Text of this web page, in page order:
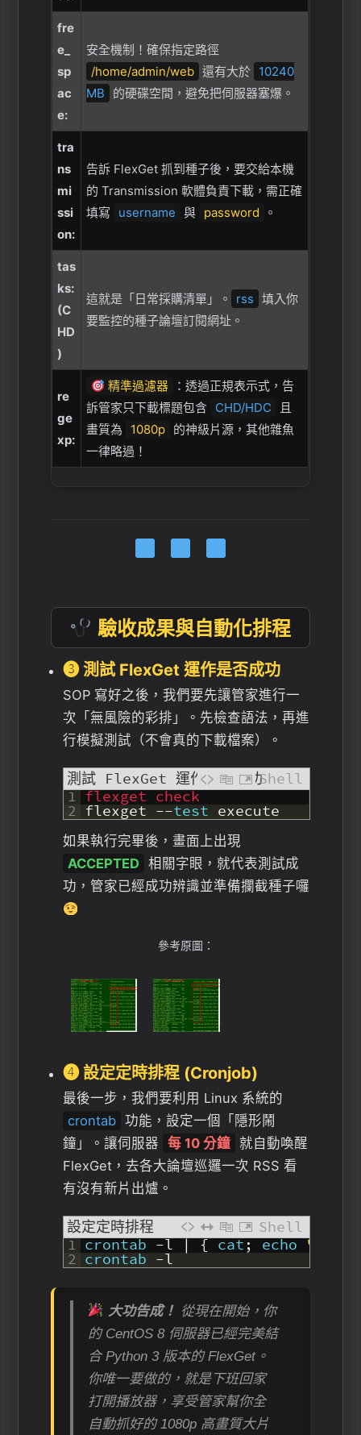
fre
e_
sp
ac
e:
安全機制！確保指定路徑
/home/admin/web 還有大於 10240
MB
的硬碟空間，避免把伺服器塞爆。
tra
ns
mi
ssi
on:
告訴 FlexGet 抓到種子後，要交給本機
的 Transmission 軟體負責下載，需正確
填寫
username 與 password 。
tas
ks:
(C
HD
)
這就是「日常採購清單」。 rss 填入你
要監控的種子論壇訂閱網址。
re
ge
xp:
精準過濾器
：透過正規表示式，告
訴管家只下載標題包含 CHD/HDC
且
畫質為
1080p 的神級片源，其他雜魚
一律略過！
驗收成果與自動化排程
❸ 測試 FlexGet 運作是否成功
SOP 寫好之後，我們要先讓管家進行一
次「無風險的彩排」。先檢查語法，再進
行模擬測試（不會真的下載檔案）。
測試 FlexGet 運作是否成功Shell
1
2
flexget check
flexget --test execute
如果執行完畢後，畫面上出現
ACCEPTED 相關字眼，就代表測試成
功，管家已經成功辨識並準備攔截種子囉
參考原圖：
❹ 設定定時排程 (Cronjob)
最後一步，我們要利用 Linux 系統的
crontab 功能，設定一個「隱形鬧
鐘」。讓伺服器
每 10 分鐘 就自動喚醒
FlexGet，去各大論壇巡邏一次 RSS 看
有沒有新片出爐。
設定定時排程
Shell
1
2
crontab -l | { cat; echo "*/10
crontab -l
大功告成！ 從現在開始，你
的 CentOS 8 伺服器已經完美結
合 Python 3 版本的 FlexGet。
你唯一要做的，就是下班回家
打開播放器，享受管家幫你全
自動抓好的 1080p 高畫質大片